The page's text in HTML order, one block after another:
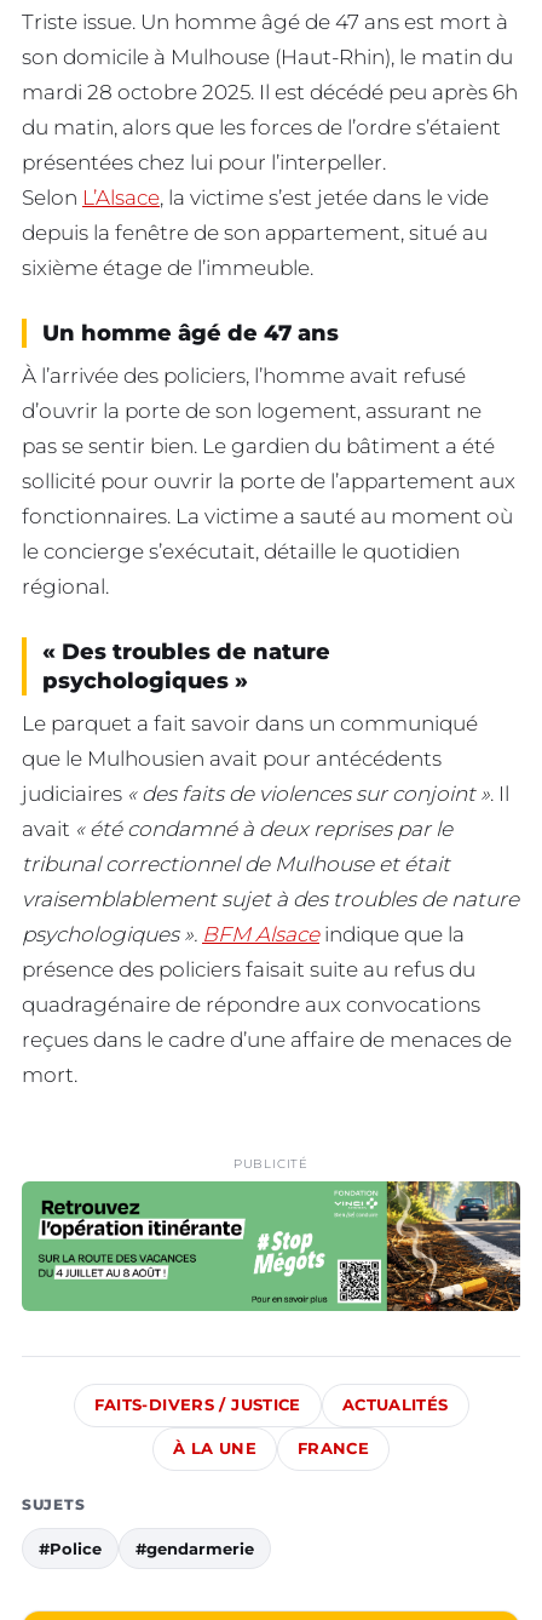
Triste issue. Un homme âgé de 47 ans est mort à
son domicile à Mulhouse (Haut-Rhin), le matin du
mardi 28 octobre 2025. Il est décédé peu après 6h
du matin, alors que les forces de l’ordre s’étaient
présentées chez lui pour l’interpeller.
Selon L’Alsace, la victime s’est jetée dans le vide
depuis la fenêtre de son appartement, situé au
sixième étage de l’immeuble.
Un homme âgé de 47 ans
À l’arrivée des policiers, l’homme avait refusé
d’ouvrir la porte de son logement, assurant ne
pas se sentir bien. Le gardien du bâtiment a été
sollicité pour ouvrir la porte de l’appartement aux
fonctionnaires. La victime a sauté au moment où
le concierge s’exécutait, détaille le quotidien
régional.
« Des troubles de nature
psychologiques »
Le parquet a fait savoir dans un communiqué
que le Mulhousien avait pour antécédents
judiciaires « des faits de violences sur conjoint ». Il
avait « été condamné à deux reprises par le
tribunal correctionnel de Mulhouse et était
vraisemblablement sujet à des troubles de nature
psychologiques ». BFM Alsaceindique que la
présence des policiers faisait suite au refus du
quadragénaire de répondre aux convocations
reçues dans le cadre d’une affaire de menaces de
mort.
PUBLICITÉ
FAITS-DIVERS / JUSTICE ACTUALITÉS
À LA UNE FRANCE
SUJETS
#Police #gendarmerie